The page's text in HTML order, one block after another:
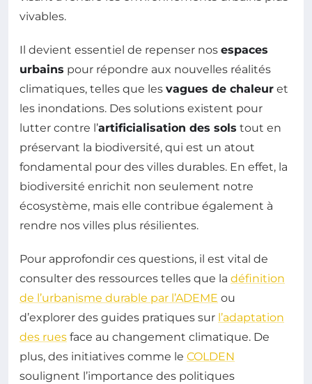
vivables.
Il devient essentiel de repenser nos espaces
urbains pour répondre aux nouvelles réalités
climatiques, telles que les vagues de chaleur et
les inondations. Des solutions existent pour
lutter contre l’artificialisation des sols tout en
préservant la biodiversité, qui est un atout
fondamental pour des villes durables. En effet, la
biodiversité enrichit non seulement notre
écosystème, mais elle contribue également à
rendre nos villes plus résilientes.
Pour approfondir ces questions, il est vital de
consulter des ressources telles que la définition
de l’urbanisme durable par l’ADEME ou
d’explorer des guides pratiques sur l’adaptation
des rues face au changement climatique. De
plus, des initiatives comme le COLDEN
soulignent l’importance des politiques